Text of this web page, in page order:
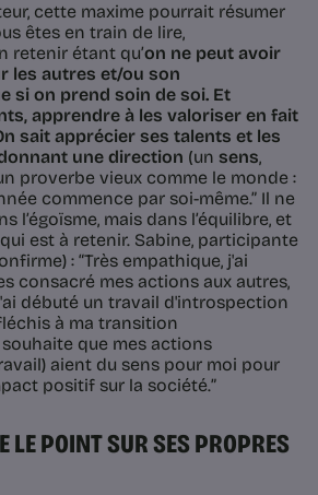
cette maxime pourrait résumer
êtes en train de lire,
retenir étant qu’on ne peut avoir
les autres et/ou son
si on prend soin de soi. Et
apprendre à les valoriser en fait
sait apprécier ses talents et les
une direction (un sens,
proverbe vieux comme le monde :
commence par soi-même.” Il ne
l’égoïsme, mais dans l’équilibre, et
est à retenir. Sabine, participante
: “Très empathique, j'ai
consacré mes actions aux autres,
débuté un travail d'introspection
à ma transition
que mes actions
aient du sens pour moi pour
positif sur la société.”
LE POINT SUR SES PROPRES